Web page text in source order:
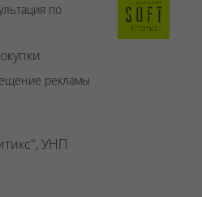
по
рекламы
УНП